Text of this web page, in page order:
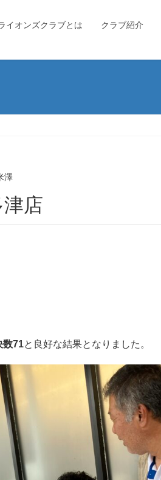
イオンズクラブとは クラブ紹介
澤
津店
数71と良好な結果となりました。